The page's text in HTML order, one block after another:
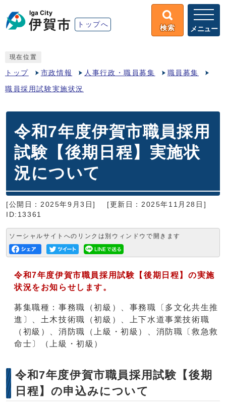
トップへ 検索 メニュー
現在位置
トップ 市政情報 人事行政・職員募集 職員募集
職員採用試験実施状況
令和7年度伊賀市職員採用
試験【後期日程】実施状
況について
[公開日：2025年9月3日]
[更新日：2025年11月28日]
ID:13361
ソーシャルサイトへのリンクは別ウィンドウで開きます
令和7年度伊賀市職員採用試験【後期日程】の実施
状況をお知らせします。
募集職種：事務職（初級）、事務職〔多文化共生推
進〕、土木技術職（初級）、上下水道事業技術職
（初級）、消防職（上級・初級）、消防職〔救急救
命士〕（上級・初級）
令和7年度伊賀市職員採用試験【後期
日程】の申込みについて